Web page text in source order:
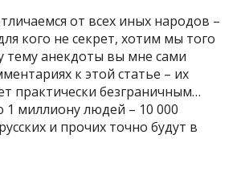
от всех иных народов –
кого не секрет, хотим мы того
тему анекдоты вы мне сами
к этой статье – их
практически безграничным…
1 миллиону людей – 10 000
и прочих точно будут в